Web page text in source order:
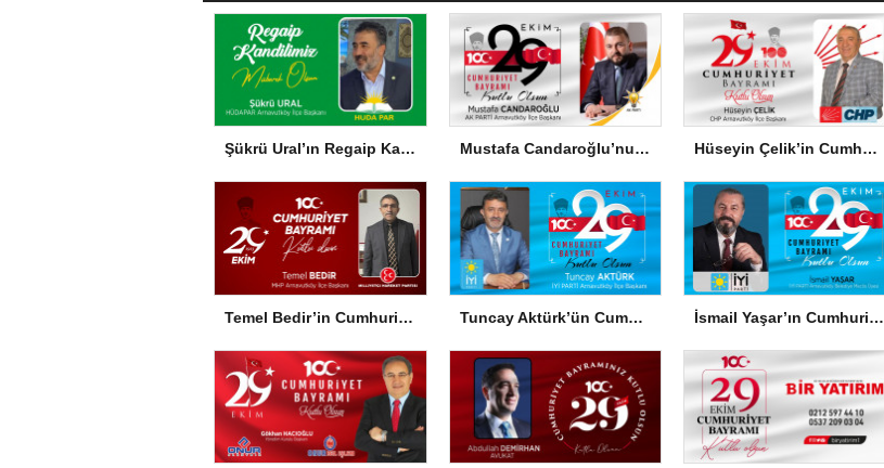
Şükrü Ural’ın Regaip Kandili Mesajı Mustafa Candaroğlu’nun Cumhuriyet Bayramı Mesajı Hüseyin Çelik’in Cumhuriyet Bayramı Mesajı
Temel Bedir’in Cumhuriyet Bayramı Mesajı Tuncay Aktürk’ün Cumhuriyet Bayramı Mesajı İsmail Yaşar’ın Cumhuriyet Bayramı Mesajı